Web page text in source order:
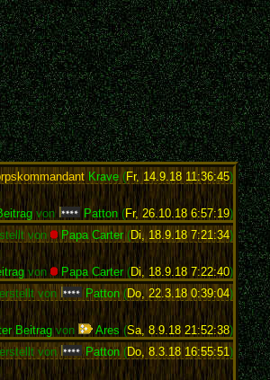
Krave(Fr, 14.9.18 11:36:45)
von Patton(Fr, 26.10.18 6:57:19)
von Papa Carter(Di, 18.9.18 7:21:34)
von Papa Carter(Di, 18.9.18 7:22:40)
erstellt von Patton(Do, 22.3.18 0:39:04)
Beitragvon Ares(Sa, 8.9.18 21:52:38)
erstellt von Patton(Do, 8.3.18 16:55:51)